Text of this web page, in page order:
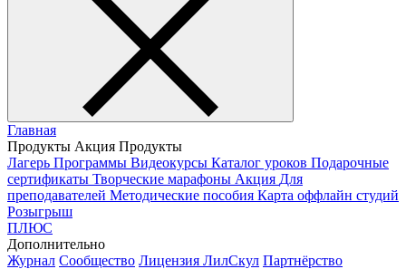
Главная
Продукты Акция Продукты
Лагерь Программы Видеокурсы Каталог уроков Подарочные
сертификаты Творческие марафоны Акция Для
преподавателей Методические пособия Карта оффлайн студий
Розыгрыш
ПЛЮС
Дополнительно
Журнал Сообщество Лицензия ЛилСкул Партнёрство